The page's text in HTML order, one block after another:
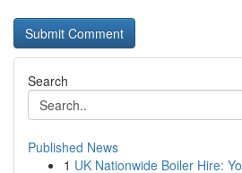
Search
Published News
1 UK Nationwide Boiler Hire: